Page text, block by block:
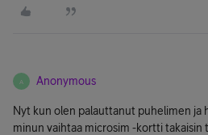
A Anonymous
Nyt kun olen palauttanut puhelimen ja
minun vaihtaa microsim -kortti takaisin